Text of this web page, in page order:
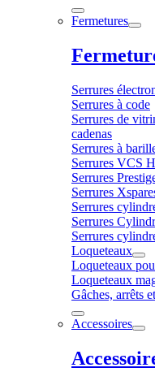
Fermetures
Serrures
Serrures à code
Serrures de
cadenas
Serrures à
Serrures VCS
Serrures
Serrures
Serrures
Serrures
Serrures
Loqueteaux
Loqueteaux
Loqueteaux
Gâches, arrêts
Accessoires